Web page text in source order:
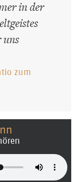
in der
uns
zum